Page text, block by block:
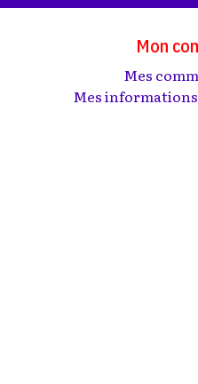
Mon
Mes
Mes